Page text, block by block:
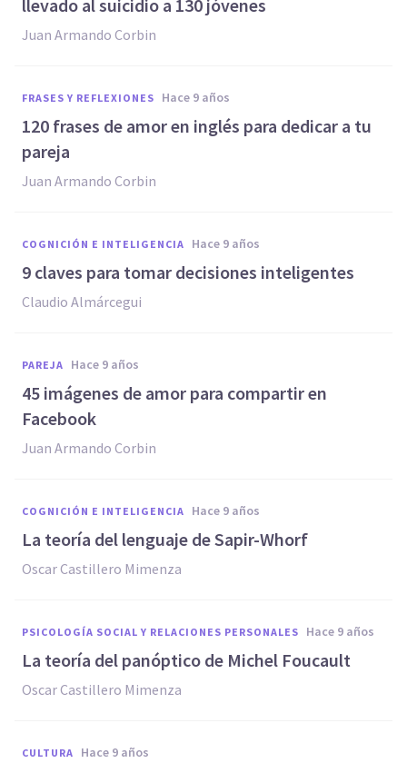
llevado al suicidio a 130 jóvenes
Juan Armando Corbin
FRASES Y REFLEXIONES hace 9 años
120 frases de amor en inglés para dedicar a tu
pareja
Juan Armando Corbin
COGNICIÓN E INTELIGENCIA hace 9 años
9 claves para tomar decisiones inteligentes
Claudio Almárcegui
PAREJA hace 9 años
45 imágenes de amor para compartir en
Facebook
Juan Armando Corbin
COGNICIÓN E INTELIGENCIA hace 9 años
​La teoría del lenguaje de Sapir-Whorf
Oscar Castillero Mimenza
PSICOLOGÍA SOCIAL Y RELACIONES PERSONALES hace 9 años
​La teoría del panóptico de Michel Foucault
Oscar Castillero Mimenza
CULTURA hace 9 años